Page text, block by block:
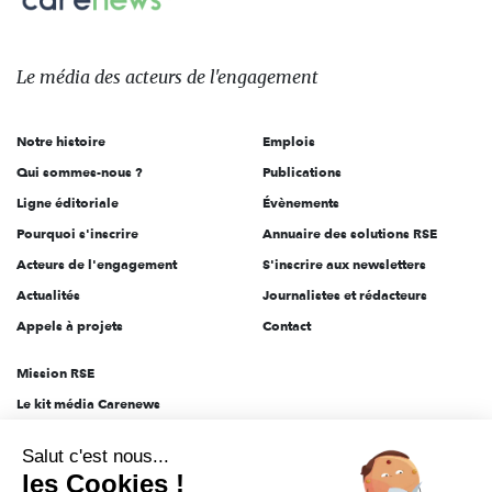
Le
des
l'engagement
Le média des acteurs de l'engagement
Notre histoire
Qui sommes-nous ?
Ligne éditoriale
Pourquoi s'inscrire
Acteurs de l'engagement
Actualités
Appels à projets
Emplois
Publications
Évènements
Annuaire des solutions RSE
S'inscrire aux newsletters
Journalistes et rédacteurs
Contact
Mission RSE
Le kit média Carenews
AEF info
Salut c'est nous...
les Cookies !